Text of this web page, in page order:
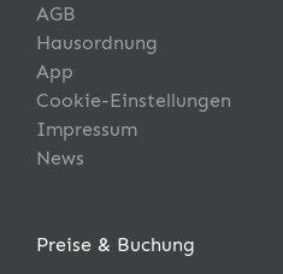
AGB
Hausordnung
App
Cookie-Einstellungen
Impressum
News
Preise & Buchung